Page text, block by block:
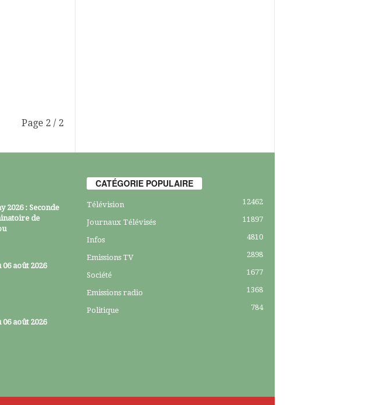
Page 2 / 2
2026 : Seconde
de
06 août 2026
06 août 2026
CATÉGORIE POPULAIRE
Télévision 12462
Journaux Télévisés 11897
Infos 4810
Emissions TV 2898
Société 1677
Emissions radio 1368
Politique 784